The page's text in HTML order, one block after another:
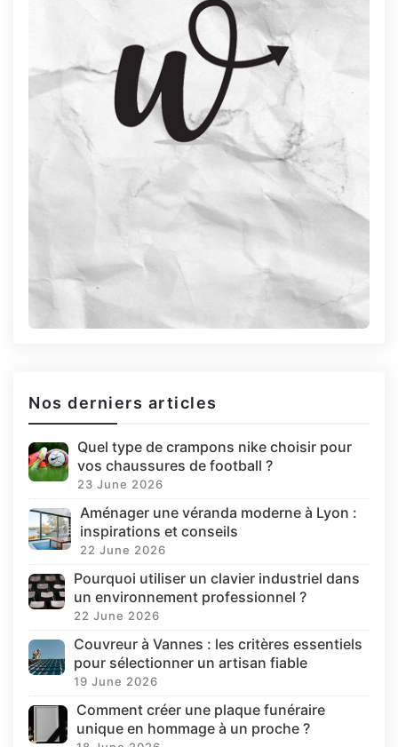
Nos derniers articles
Quel type de crampons nike choisir pour
vos chaussures de football ?
23 June 2026
Aménager une véranda moderne à Lyon :
inspirations et conseils
22 June 2026
Pourquoi utiliser un clavier industriel dans
un environnement professionnel ?
22 June 2026
Couvreur à Vannes : les critères essentiels
pour sélectionner un artisan fiable
19 June 2026
Comment créer une plaque funéraire
unique en hommage à un proche ?